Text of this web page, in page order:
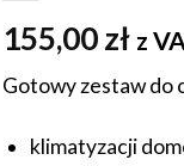
155,00zł z
Gotowy zestaw do
klimatyzacji